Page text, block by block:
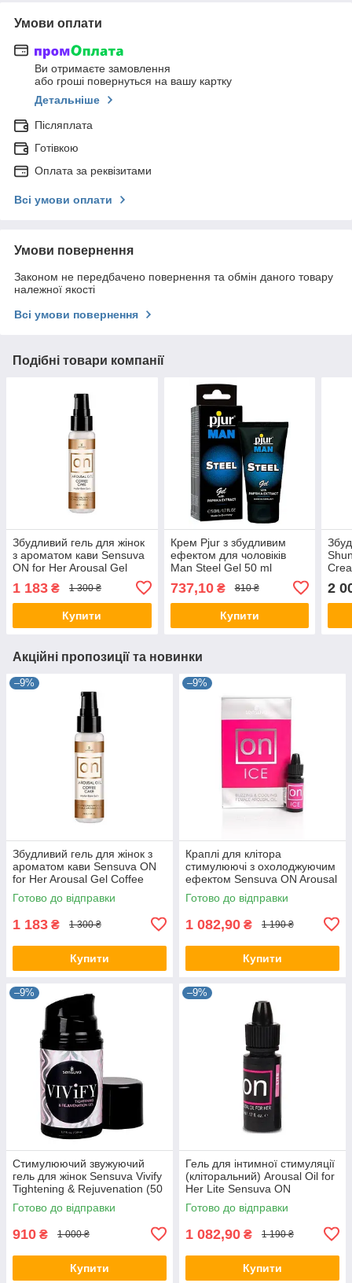
Умови оплати
Ви отримаєте замовлення
або гроші повернуться на вашу картку
Детальніше
Післяплата
Готівкою
Оплата за реквізитами
Всі умови оплати
Умови повернення
Законом не передбачено повернення та обмін даного товару
належної якості
Всі умови повернення
Подібні товари компанії
Збудливий гель для жінок
з ароматом кави Sensuva
ON for Her Arousal Gel
1 183 ₴ 1 300 ₴
Купити
Крем Pjur з збудливим
ефектом для чоловіків
Man Steel Gel 50 ml
737,10₴ 810 ₴
Купити
2
Акційні пропозиції та новинки
–9%
Збудливий гель для жінок з
ароматом кави Sensuva ON
for Her Arousal Gel Coffee
Cake (29 мл)
Готово до відправки
1 183 ₴ 1 300 ₴
Купити
–9%
Краплі для клітора
стимулюючі з охолоджуючим
ефектом Sensuva ON Arousal
Oil for Her Ice 5ml
Готово до відправки
1 082,90 ₴ 1 190 ₴
Купити
–9%
Стимулюючий звужуючий
гель для жінок Sensuva Vivify
Tightening & Rejuvenation (50
мл)
Готово до відправки
910 ₴ 1 000 ₴
Купити
–9%
Гель для інтимної стимуляції
(кліторальний) Arousal Oil for
Her Lite Sensuva ON
Готово до відправки
1 082,90 ₴ 1 190 ₴
Купити